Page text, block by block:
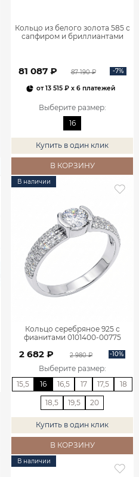
Кольцо из белого золота 585 с
сапфиром и бриллиантами
81 087 ₽ 87 190 ₽ -7%
от13 515 ₽ x 6 платежей
Выберите размер:
16
Купить в один клик
В КОРЗИНУ
В наличии
Кольцо серебряное 925 с
фианитами 0101400-00775
2 682 ₽ 2 980 ₽ -10%
Выберите размер:
15,5
16 16,5 17 17,5 18
18,5 19,5 20
Купить в один клик
В КОРЗИНУ
В наличии